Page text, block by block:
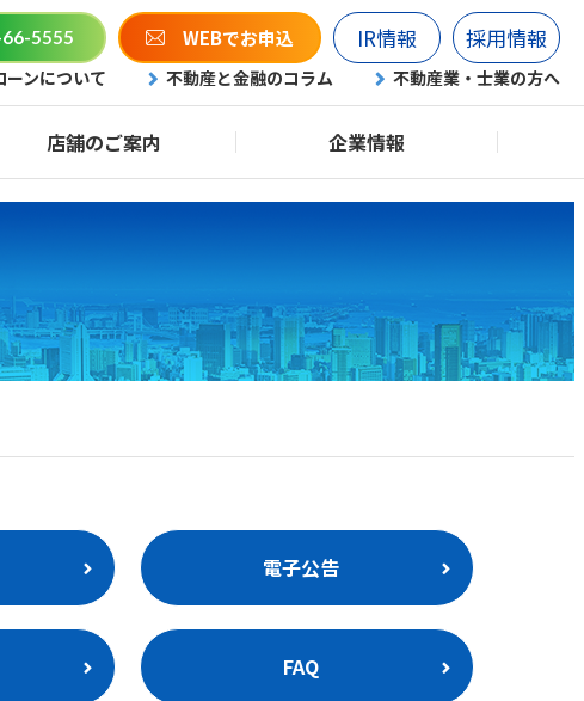
5555 WEBでお申込 IR情報 採用情報
ンについて 不動産と金融のコラム 不動産業・士業の方へ
店舗のご案内 企業情報
電子公告
FAQ